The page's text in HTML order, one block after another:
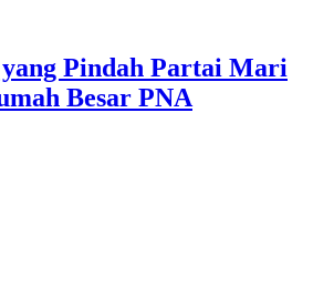
Pindah Partai Mari
Besar PNA